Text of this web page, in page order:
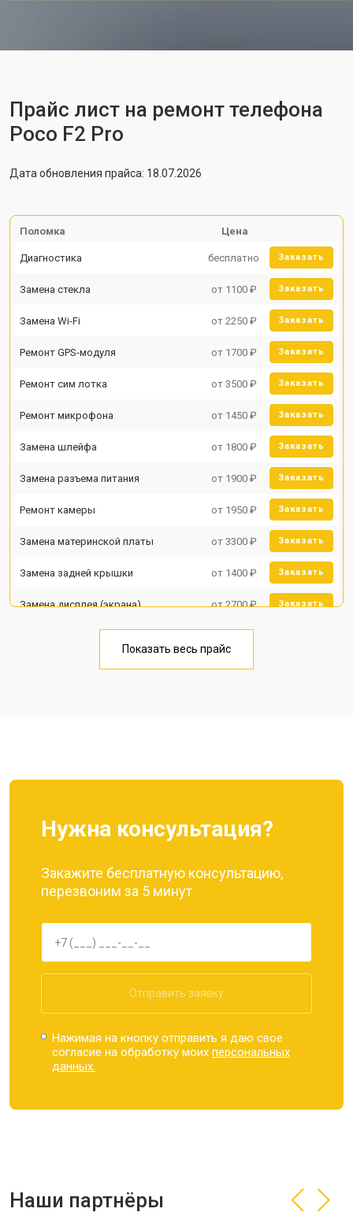
Прайс лист на ремонт телефона
Poco F2 Pro
Дата обновления прайса: 18.07.2026
Поломка Цена
Диагностика бесплатно Заказать
Замена стекла от 1100 ₽ Заказать
Замена Wi-Fi от 2250 ₽ Заказать
Ремонт GPS-модуля от 1700 ₽ Заказать
Ремонт сим лотка от 3500 ₽ Заказать
Ремонт микрофона от 1450 ₽ Заказать
Замена шлейфа от 1800 ₽ Заказать
Замена разъема питания от 1900 ₽ Заказать
Ремонт камеры от 1950 ₽ Заказать
Замена материнской платы от 3300 ₽ Заказать
Замена задней крышки от 1400 ₽ Заказать
Замена дисплея (экрана) от 2700 ₽ Заказать
Замена кнопки включения от 1750 ₽
Показать весь прайс
Нужна консультация?
Закажите бесплатную консультацию,
перезвоним за 5 минут
Отправить заявку
Нажимая на кнопку отправить я даю свое
согласие на обработку моихперсональных
данных.
Наши партнёры